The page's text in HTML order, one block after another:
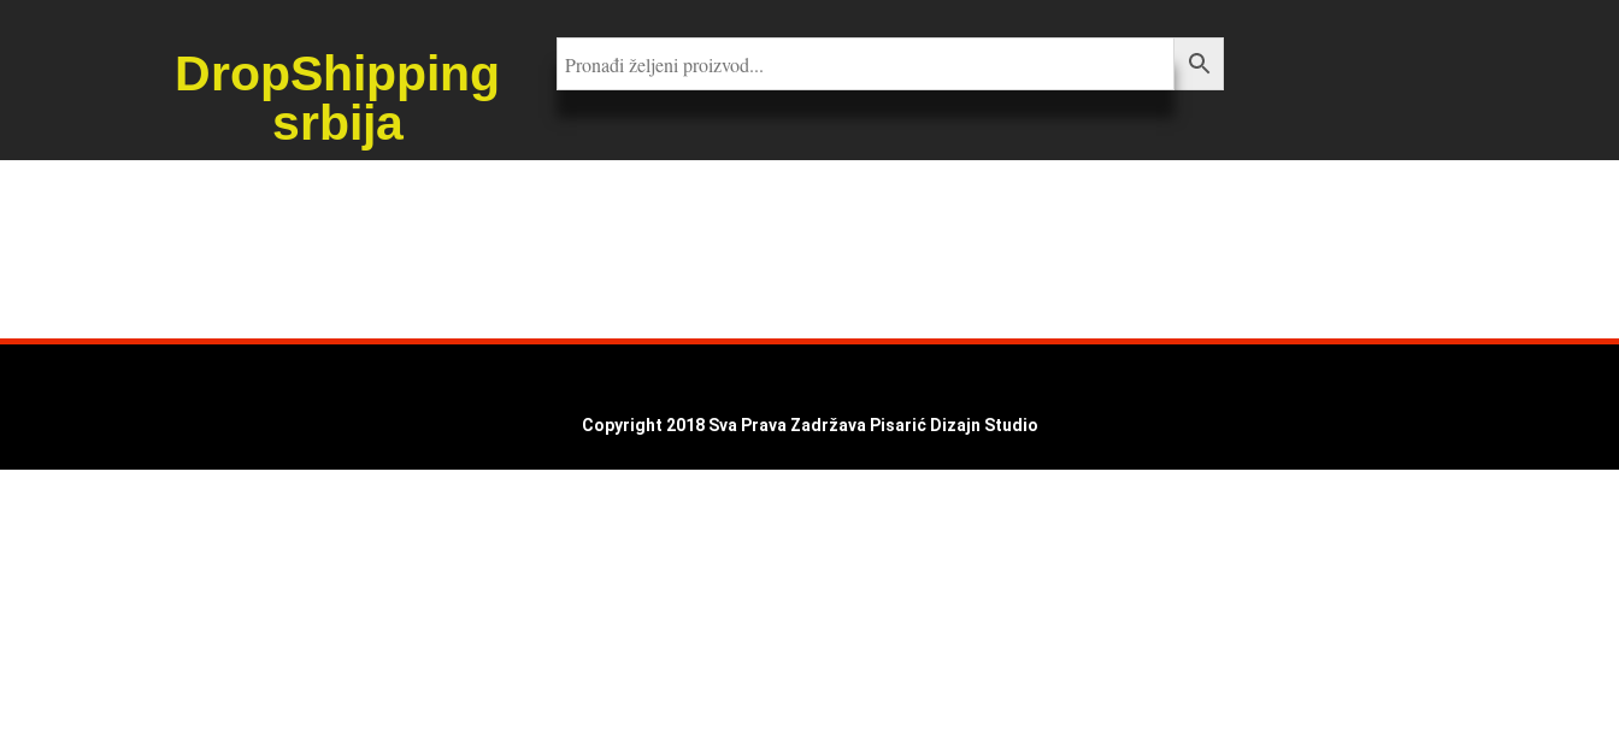
DropShipping
srbija
Copyright 2018 Sva Prava Zadržava Pisarić Dizajn Studio